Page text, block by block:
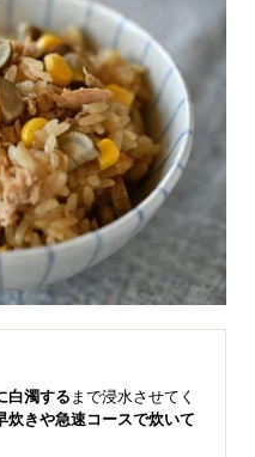
白濁する まで浸水させてく
炊きや急速コースで炊いて